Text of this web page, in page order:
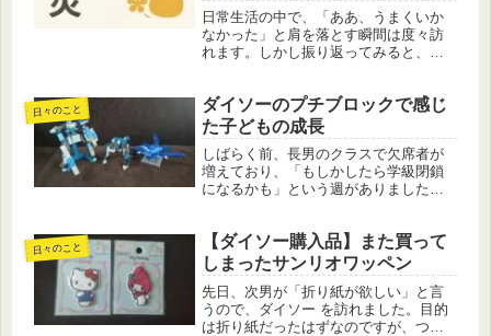
日常生活の中で、「ああ、うまくいか
なかった」と肩を落とす瞬間は度々訪
れます。しかし振り返ってみると、そ
くことがあります。まさに「災い転じ
て福となす」を実感する場面です。今
回...
日々のこと
ダイソーのプチブロックで感じ
た子どもの成長
しばらく前、長男のクラスで欠席者が
増えており、「もしかしたら学級閉鎖
になるかも」という週がありました。
スがまさかの学級閉鎖に。インフルエ
ンザなどの感染症は、いつどこで広が
る...
日々のこと
【ダイソー購入品】また買って
しまったサンリオワッペン
先日、次男が「折り紙が欲しい」と言
うので、ダイソー を訪れました。目的
は折り紙だったはずなのですが、つい